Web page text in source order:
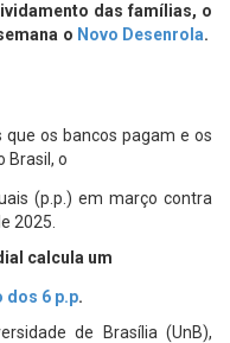
das famílias, o
o Novo Desenrola.
os bancos pagam e os
Brasil, o
(p.p.) em março contra
2025.
calcula um
dos 6 p.p.
de Brasília (UnB),